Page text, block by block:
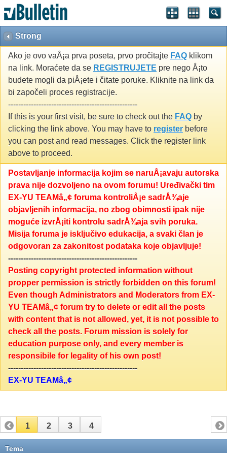
Strong
Ako je ovo vaÅ¡a prva poseta, prvo pročitajte FAQ klikom
na link. Moraćete da se REGISTRUJETE pre nego Å¡to
budete mogli da piÅ¡ete i čitate poruke. Kliknite na link da
bi započeli proces registracije.
---------------------------------------------------
If this is your first visit, be sure to check out the FAQ by
clicking the link above. You may have to register before
you can post and read messages. Click the register link
above to proceed.
Postavljanje informacija kojim se naruÅ¡avaju autorska
prava nije dozvoljeno na ovom forumu! Uređivački tim
EX-YU TEAMâ„¢ foruma kontroliÅ¡e sadrÅ¾aje
objavljenih informacija, no zbog obimnosti ipak nije
moguće izvrÅ¡iti kontrolu sadrÅ¾aja svih poruka.
Misija foruma je isključivo edukacija, a svaki član je
odgovoran za zakonitost podataka koje objavljuje!
---------------------------------------------------
Posting copyright protected information without
propper permission is strictly forbidden on this forum!
Even though Administrators and Moderators from EX-
YU TEAMâ„¢ forum try to delete or edit all the posts
with content that is not allowed, yet, it is not possible to
check all the posts. Forum mission is solely for
education purpose only, and every member is
responsibile for legality of his own post!
---------------------------------------------------
EX-YU TEAMâ„¢
1 2 3 4
Tema